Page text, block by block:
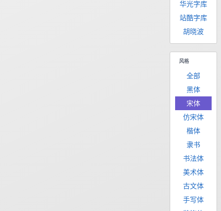
华光字库
站酷字库
胡晓波
风格
全部
黑体
宋体
仿宋体
楷体
隶书
书法体
美术体
古文体
手写体